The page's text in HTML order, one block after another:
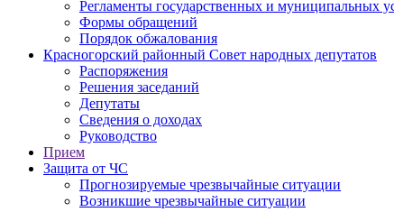
Регламенты государственных и муниципальных
Формы обращений
Порядок обжалования
Красногорский районный Совет народных депутатов
Распоряжения
Решения заседаний
Депутаты
Сведения о доходах
Руководство
Прием
Защита от ЧС
Прогнозируемые чрезвычайные ситуации
Возникшие чрезвычайные ситуации